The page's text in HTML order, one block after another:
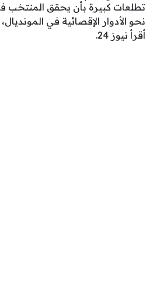
تطلعات كبيرة بأن يحقق المنتخب
نحو الأدوار الإقصائية في
أقرأ نيوز 24.